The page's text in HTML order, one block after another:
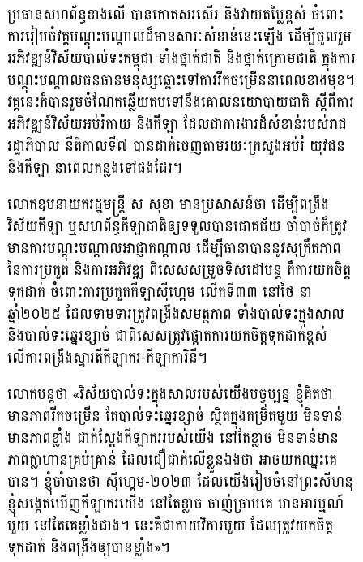
ប្រធានសហព័ន្ធខាងលើ បានកោតសរសើរ និងវាយតម្លៃខ្ពស់ ចំពោះ
ការរៀបចំវគ្គបណ្ដុះបណ្ដាលដ៏មានសារៈសំខាន់នេះឡើង ដើម្បីចូលរួម
អភិវឌ្ឍន៍វិស័យបាល់ទះកម្ពុជា ទាំងថ្នាក់ជាតិ និងថ្នាក់ក្រោមជាតិ ក្នុងការ
បណ្ដុះបណ្ដាលធនធានមនុស្សឆ្ពោះទៅការរីកចម្រើននាពេលខាងមុខ។
វគ្គនេះក៏បានរួមចំណែកឆ្លើយតបទៅនឹងគោលនយោបាយជាតិ ស្ដីពីការ
អភិវឌ្ឍន៍វិស័យអប់រំកាយ និងកីឡា ដែលជាការងារដ៏សំខាន់របស់រាជ
រដ្ឋាភិបាល នីតិកាលទី៧ បានដាក់ចេញតាមរយៈក្រសួងអប់រំ យុវជន
និងកីឡា នាពេលកន្លងទៅផងដែរ។
លោកឧបនាយករដ្ឋមន្ដ្រី ស សុខា មានប្រសាសន៍ថា ដើម្បីពង្រឹង
វិស័យកីឡា ឬសហព័ន្ធកីឡាជាតិឲ្យទទួលបានជោគជ័យ ចាំបាច់ក៏ត្រូវ
មានការបណ្ដុះបណ្ដាលអាជ្ញាកណ្ដាល ដើម្បីធានាបាននូវសុក្រឹតភាព
នៃការប្រកួត និងការអភិវឌ្ឍ ពិសេសសម្រួចទិសដៅបន្ដ គឺការយកចិត្ត
ទុកដាក់ ចំពោះការប្រកួតកីឡាស៊ីហ្គេម លើកទី៣៣ នៅថៃ នា
ឆ្នាំ២០២៥ ដែលទាមទារត្រូវពង្រឹងសមត្ថភាព ទាំងបាល់ទះក្នុងសាល
និងបាល់ទះឆ្នេរខ្សាច់ ជាពិសេសត្រូវផ្ដោតការយកចិត្តទុកដាក់ខ្ពស់
លើការពង្រឹងស្មារតីកីឡាករ-កីឡាការិនី។
លោកបន្ដថា «វិស័យបាល់ទះក្នុងសាលរបស់យើងបច្ចុប្បន្ន ខ្ញុំគិតថា
មានភាពរីកចម្រើន តែបាល់ទះឆ្នេរខ្សាច់ ស្ថិតក្នុងកម្រិតមួយ មិនទាន់
មានភាពខ្លាំង ជាក់ស្ដែងកីឡាកររបស់យើង នៅតែខ្លាច មិនទាន់មាន
ភាពក្លាហានគ្រប់គ្រាន់ ដែលជឿជាក់លើខ្លួនឯងថា អាចយកឈ្នះគេ
បាន។ ខ្ញុំចាំបានថា ស៊ីហ្គេម-២០២៣ ដែលយើងរៀបចំនៅព្រះសីហនុ
ខ្ញុំសង្កេតឃើញកីឡាករយើង នៅតែខ្លាច ចាញ់ច្រាបគេ មានអារម្មណ៍
មួយ នៅតែគេខ្លាំងជាង។ នេះគឺជាកាយវិការមួយ ដែលត្រូវយកចិត្ត
ទុកដាក់ និងពង្រឹងឲ្យបានខ្លាំង»។